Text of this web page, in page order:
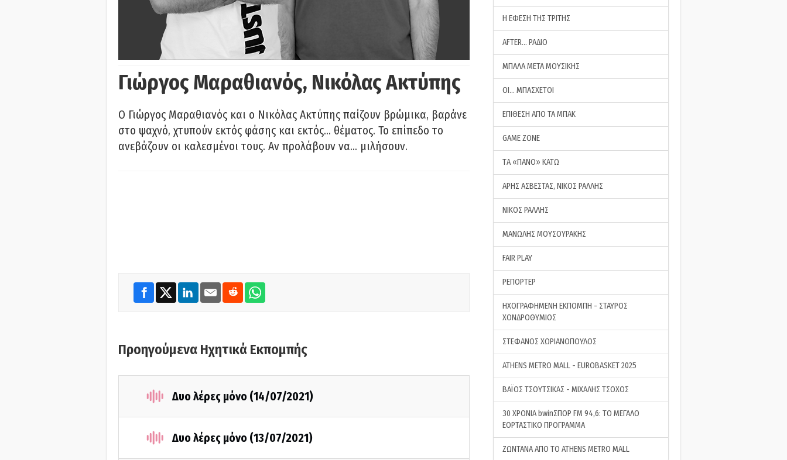
Γιώργος Μαραθιανός, Νικόλας Ακτύπης
Ο Γιώργος Μαραθιανός και ο Νικόλας Ακτύπης παίζουν βρώμικα, βαράνε
στο ψαχνό, χτυπούν εκτός φάσης και εκτός… θέματος. Το επίπεδο το
ανεβάζουν οι καλεσμένοι τους. Αν προλάβουν να… μιλήσουν.
Προηγούμενα Ηχητικά Εκπομπής
Δυο λέρες μόνο (14/07/2021)
Δυο λέρες μόνο (13/07/2021)
Η ΕΦΕΣΗ ΤΗΣ ΤΡΙΤΗΣ
AFTER… ΡΑΔΙΟ
ΜΠΑΛΑ ΜΕΤΑ ΜΟΥΣΙΚΗΣ
ΟΙ… ΜΠΑΣΧΕΤΟΙ
ΕΠΙΘΕΣΗ ΑΠΟ ΤΑ ΜΠΑΚ
GAME ZONE
ΤA «ΠΑΝΟ» ΚΑΤΩ
ΑΡΗΣ ΑΣΒΕΣΤΑΣ, ΝΙΚΟΣ ΡΑΛΛΗΣ
ΝΙΚΟΣ ΡΑΛΛΗΣ
ΜΑΝΩΛΗΣ ΜΟΥΣΟΥΡΑΚΗΣ
FAIR PLAY
ΡΕΠΟΡΤΕΡ
ΗΧΟΓΡΑΦΗΜΕΝΗ ΕΚΠΟΜΠΗ - ΣΤΑΥΡΟΣ
ΧΟΝΔΡΟΘΥΜΙΟΣ
ΣΤΕΦΑΝΟΣ ΧΩΡΙΑΝΟΠΟΥΛΟΣ
ATHENS METRO MALL - EUROBASKET 2025
ΒΑΪΟΣ ΤΣΟΥΤΣΙΚΑΣ - ΜΙΧΑΛΗΣ ΤΣΟΧΟΣ
30 ΧΡΟΝΙΑ bwinΣΠΟΡ FM 94,6: ΤΟ ΜΕΓΑΛΟ
ΕΟΡΤΑΣΤΙΚΟ ΠΡΟΓΡΑΜΜΑ
ΖΩΝΤΑΝΑ ΑΠΟ ΤΟ ATHENS METRO MALL